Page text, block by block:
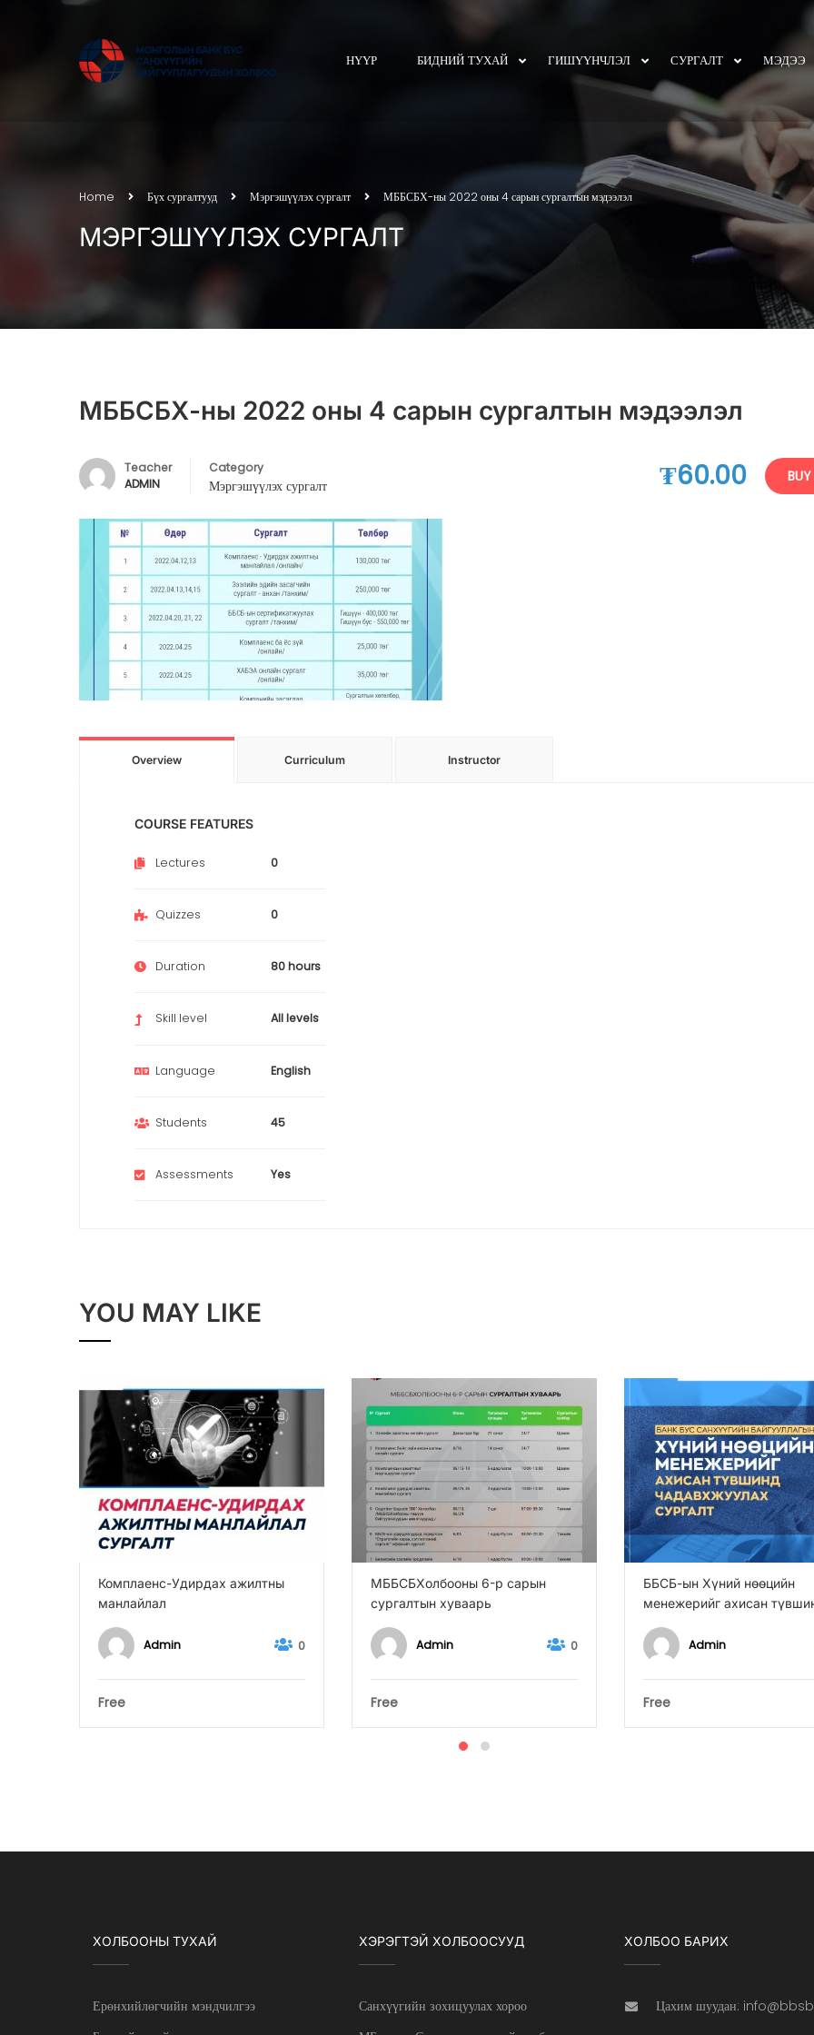
НҮҮР БИДНИЙ ТУХАЙ ГИШҮҮНЧЛЭЛ СУРГАЛТ МЭДЭЭ
Home Бүх сургалтууд Мэргэшүүлэх сургалт МББСБХ-ны 2022 оны 4 сарын сургалтын мэдээлэл
МЭРГЭШҮҮЛЭХ СУРГАЛТ
МББСБХ-ны 2022 оны 4 сарын сургалтын мэдээлэл
Teacher
ADMIN
Category
Мэргэшүүлэх сургалт ₮60.00
Overview Curriculum Instructor
COURSE FEATURES
Lectures 0
Quizzes 0
Duration 80 hours
Skill level All levels
Language English
Students 45
Assessments Yes
YOU MAY LIKE
Комплаенс-Удирдах ажилтны
манлайлал
Admin 0
Free
МББСБХолбооны 6-р сарын
сургалтын хуваарь
Admin 0
Free
ББСБ-ын Хүний нөөцийн
менежерийг ахисан
Admin
Free
ХОЛБООНЫ ТУХАЙ
Ерөнхийлөгчийн мэндчилгээ
ХЭРЭГТЭЙ ХОЛБООСУУД
Санхүүгийн зохицуулах хороо
ХОЛБОО БАРИХ
Цахим шуудан: